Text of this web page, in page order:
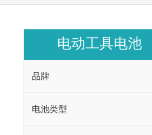
电动工具电池
品牌
电池类型